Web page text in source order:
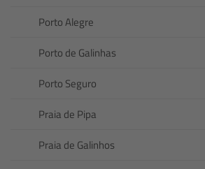
Porto Alegre
Porto de Galinhas
Porto Seguro
Praia de Pipa
Praia de Galinhos